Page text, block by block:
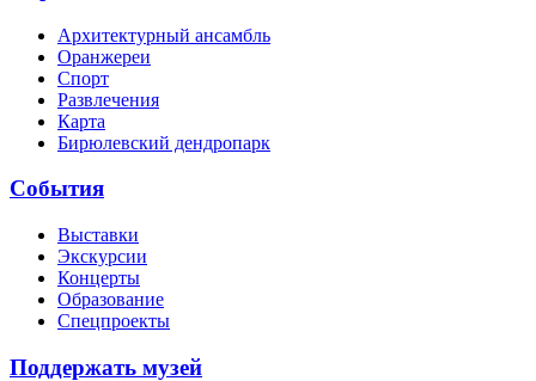
Архитектурный ансамбль
Оранжереи
Спорт
Развлечения
Карта
Бирюлевский дендропарк
События
Выставки
Экскурсии
Концерты
Образование
Спецпроекты
Поддержать музей